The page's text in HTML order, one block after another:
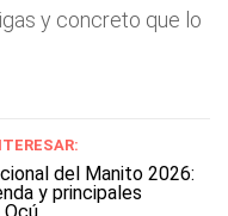
y concreto que lo
del Manito 2026:
y principales